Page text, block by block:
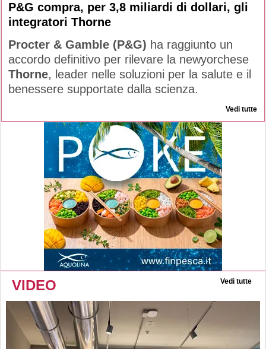
P&G compra, per 3,8 miliardi di dollari, gli
integratori Thorne
Procter & Gamble (P&G) ha raggiunto un
accordo definitivo per rilevare la newyorchese
Thorne, leader nelle soluzioni per la salute e il
benessere supportate dalla scienza.
Vedi tutte
VIDEO Vedi tutte